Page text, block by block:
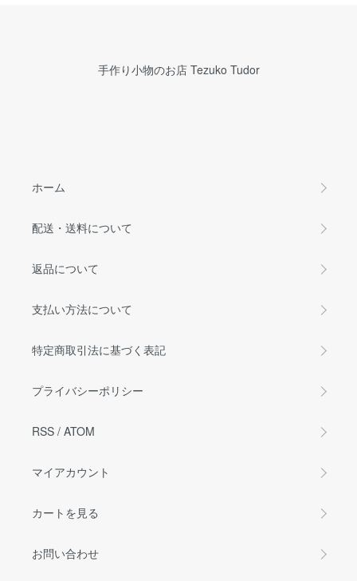
手作り小物のお店 Tezuko Tudor
ホーム
配送・送料について
返品について
支払い方法について
特定商取引法に基づく表記
プライバシーポリシー
RSS / ATOM
マイアカウント
カートを見る
お問い合わせ